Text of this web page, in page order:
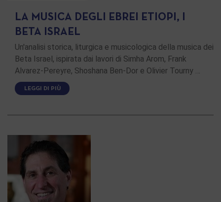
LA MUSICA DEGLI EBREI ETIOPI, I
BETA ISRAEL
Un'analisi storica, liturgica e musicologica della musica dei
Beta Israel, ispirata dai lavori di Simha Arom, Frank
Alvarez-Pereyre, Shoshana Ben-Dor e Olivier Tourny …
LEGGI DI PIÙ